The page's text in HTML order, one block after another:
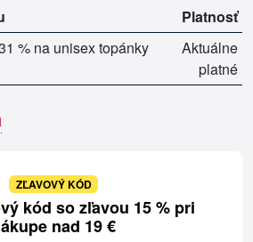
Platnosť
% na unisex topánky
Aktuálne
platné
ZĽAVOVÝ KÓD
kód so zľavou 15 % pri
nad 19 €